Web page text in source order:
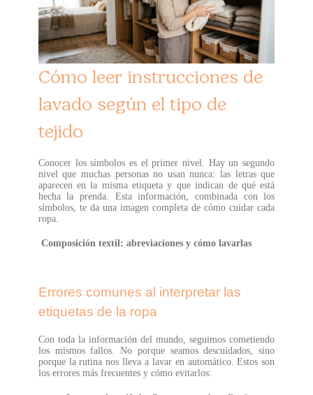
Cómo leer instrucciones de
lavado según el tipo de
tejido
Conocer los símbolos es el primer nivel. Hay un segundo
nivel que muchas personas no usan nunca: las letras que
aparecen en la misma etiqueta y que indican de qué está
hecha la prenda. Esta información, combinada con los
símbolos, te da una imagen completa de cómo cuidar cada
ropa.
Composición textil: abreviaciones y cómo lavarlas
Errores comunes al interpretar las
etiquetas de la ropa
Con toda la información del mundo, seguimos cometiendo
los mismos fallos. No porque seamos descuidados, sino
porque la rutina nos lleva a lavar en automático. Estos son
los errores más frecuentes y cómo evitarlos: